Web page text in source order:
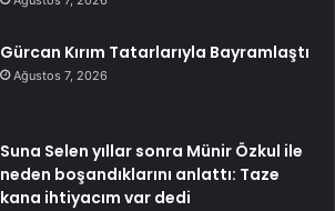
Gürcan Kırım Tatarlarıyla Bayramlaştı
Ağustos 7, 2026
Suna Selen yıllar sonra Münir Özkul ile
neden boşandıklarını anlattı: Taze
kana ihtiyacım var dedi